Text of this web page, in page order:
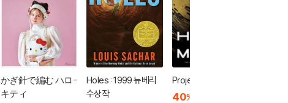
かぎ針で編む ハロ-
キティ
Holes : 1999 뉴베리
수상작
Project Hail Mary
40%